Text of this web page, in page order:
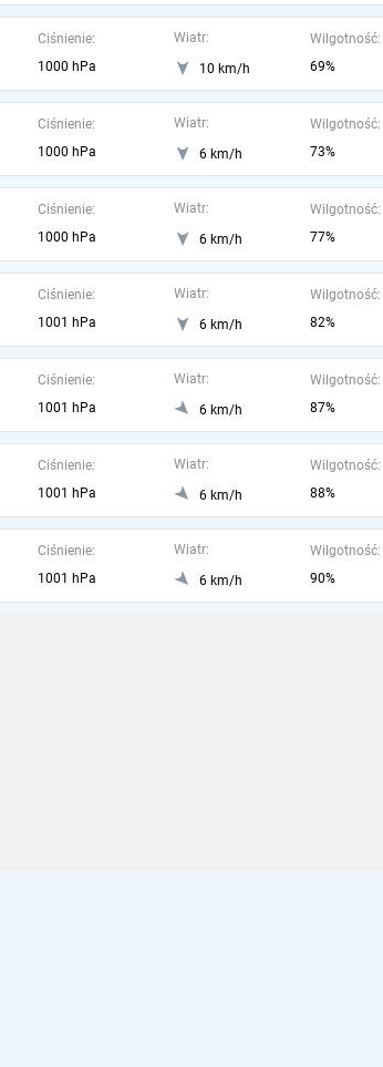
Ciśnienie:
1000 hPa
Wiatr:
10 km/h
Wilgotność:
69%
Ciśnienie:
1000 hPa
Wiatr:
6 km/h
Wilgotność:
73%
Ciśnienie:
1000 hPa
Wiatr:
6 km/h
Wilgotność:
77%
Ciśnienie:
1001 hPa
Wiatr:
6 km/h
Wilgotność:
82%
Ciśnienie:
1001 hPa
Wiatr:
6 km/h
Wilgotność:
87%
Ciśnienie:
1001 hPa
Wiatr:
6 km/h
Wilgotność:
88%
Ciśnienie:
1001 hPa
Wiatr:
6 km/h
Wilgotność:
90%